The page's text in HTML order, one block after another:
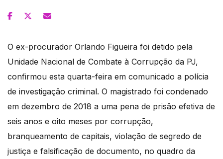
O ex-procurador Orlando Figueira foi detido pela
Unidade Nacional de Combate à Corrupção da PJ,
confirmou esta quarta-feira em comunicado a polícia
de investigação criminal. O magistrado foi condenado
em dezembro de 2018 a uma pena de prisão efetiva de
seis anos e oito meses por corrupção,
branqueamento de capitais, violação de segredo de
justiça e falsificação de documento, no quadro da